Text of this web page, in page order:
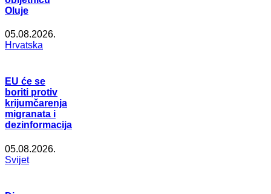
Oluje
05.08.2026.
Hrvatska
EU će se
boriti protiv
krijumčarenja
migranata i
dezinformacija
05.08.2026.
Svijet